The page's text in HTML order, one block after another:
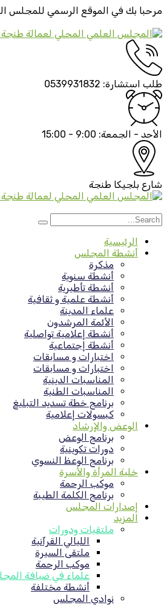
مرحبا بك في الموقع الرسمي للمجلس
طلب استشارة: 0539931832
الأحد - الجمعة: 9:00 - 15:00
شارع بلجيكا طنجة
الرئيسية
أنشطة المجلس
مذكرة
أنشطة سنوية
أنشطة تأطيرية
أنشطة علمية و ثقافية
علماء المدينة
الأئمة المرشدون
أنشطة إعلامية تواصلية
أنشطة إجتماعية
اختبارات و مسابقات
اختبارات و مسابقات
المناسبات الدينية
المناسبات الطنية
برنامج خطة تسديد التبليغ
كبسولات إعلامية
الوعض والإرشاد
برنامج الوعض
دورات تكوينية
برنامج الوعظ النسوي
خلية المرأة والأسرة
موكب الرحمة
برنامج الكلمة الطيبة
إصدارات المجلس
المزيد
ملتقيات ودورات
الليالي القرآنية
ملتقى السيرة
موكب الرحمة
علماء في ضيافة
أنشطة مختلفة
نوادي المجلس